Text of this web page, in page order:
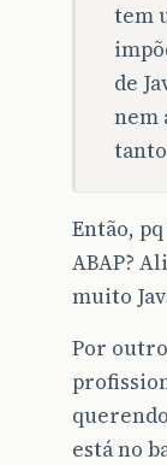
tem
de
nem
Então,
ABAP?
muito
Por
está no